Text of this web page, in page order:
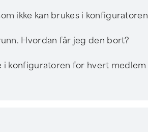
ikke kan brukes i
Hvordan får jeg den bort?
i konfiguratoren for hvert